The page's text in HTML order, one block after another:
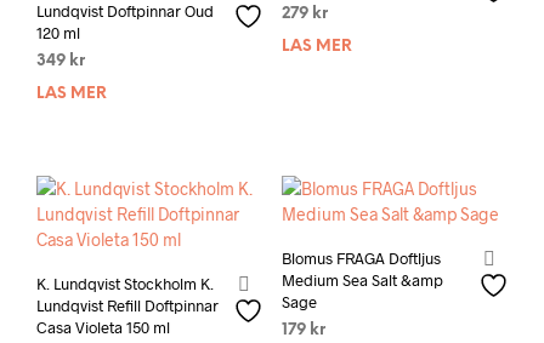
Lundqvist Doftpinnar Oud
120 ml
349 kr
LÄS MER
279 kr
LÄS MER
K. Lundqvist Stockholm K.
Lundqvist Refill Doftpinnar
Casa Violeta 150 ml
Blomus FRAGA Doftljus
Medium Sea Salt &amp
Sage
179 kr